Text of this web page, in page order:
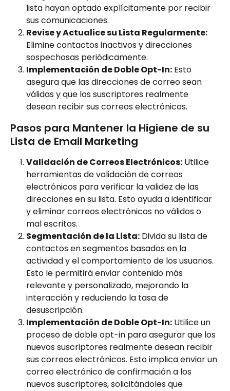
lista hayan optado explícitamente por recibir
sus comunicaciones.
Revise y Actualice su Lista Regularmente:
Elimine contactos inactivos y direcciones
sospechosas periódicamente.
Implementación de Doble Opt-In: Esto
asegura que las direcciones de correo sean
válidas y que los suscriptores realmente
desean recibir sus correos electrónicos.
Pasos para Mantener la Higiene de su
Lista de Email Marketing
Validación de Correos Electrónicos: Utilice
herramientas de validación de correos
electrónicos para verificar la validez de las
direcciones en su lista. Esto ayuda a identificar
y eliminar correos electrónicos no válidos o
mal escritos.
Segmentación de la Lista: Divida su lista de
contactos en segmentos basados en la
actividad y el comportamiento de los usuarios.
Esto le permitirá enviar contenido más
relevante y personalizado, mejorando la
interacción y reduciendo la tasa de
desuscripción.
Implementación de Doble Opt-In: Utilice un
proceso de doble opt-in para asegurar que los
nuevos suscriptores realmente desean recibir
sus correos electrónicos. Esto implica enviar un
correo electrónico de confirmación a los
nuevos suscriptores, solicitándoles que